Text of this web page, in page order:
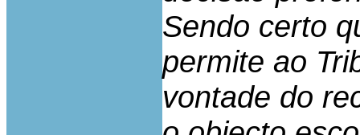
Sendo certo
permite ao
vontade do